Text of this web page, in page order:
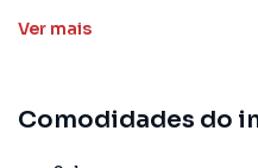
coletiva de estudantes.
precisam para viver bem.
Ver mais
Comodidades do